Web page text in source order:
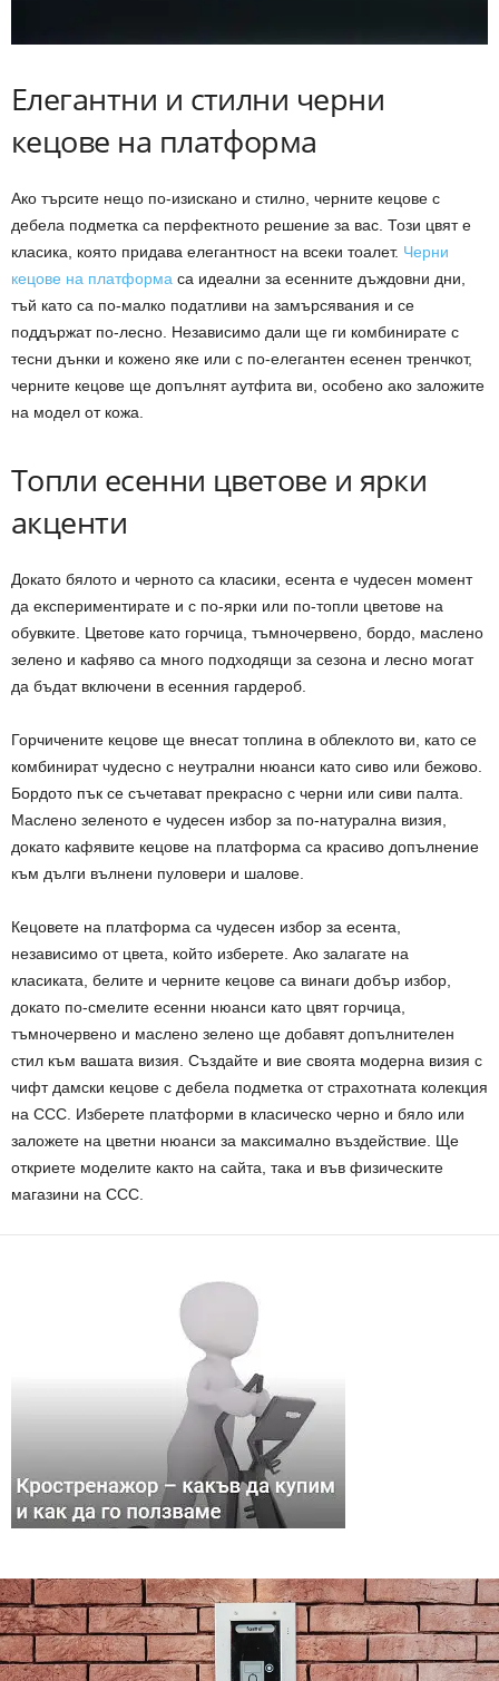
Елегантни и стилни черни
кецове на платформа
Ако търсите нещо по-изискано и стилно, черните кецове с
дебела подметка са перфектното решение за вас. Този цвят е
класика, която придава елегантност на всеки тоалет. Черни
кецове на платформа са идеални за есенните дъждовни дни,
тъй като са по-малко податливи на замърсявания и се
поддържат по-лесно. Независимо дали ще ги комбинирате с
тесни дънки и кожено яке или с по-елегантен есенен тренчкот,
черните кецове ще допълнят аутфита ви, особено ако заложите
на модел от кожа.
Топли есенни цветове и ярки
акценти
Докато бялото и черното са класики, есента е чудесен момент
да експериментирате и с по-ярки или по-топли цветове на
обувките. Цветове като горчица, тъмночервено, бордо, маслено
зелено и кафяво са много подходящи за сезона и лесно могат
да бъдат включени в есенния гардероб.
Горчичените кецове ще внесат топлина в облеклото ви, като се
комбинират чудесно с неутрални нюанси като сиво или бежово.
Бордото пък се съчетават прекрасно с черни или сиви палта.
Маслено зеленото е чудесен избор за по-натурална визия,
докато кафявите кецове на платформа са красиво допълнение
към дълги вълнени пуловери и шалове.
Кецовете на платформа са чудесен избор за есента,
независимо от цвета, който изберете. Ако залагате на
класиката, белите и черните кецове са винаги добър избор,
докато по-смелите есенни нюанси като цвят горчица,
тъмночервено и маслено зелено ще добавят допълнителен
стил към вашата визия. Създайте и вие своята модерна визия с
чифт дамски кецове с дебела подметка от страхотната колекция
на CCC. Изберете платформи в класическо черно и бяло или
заложете на цветни нюанси за максимално въздействие. Ще
откриете моделите както на сайта, така и във физическите
магазини на CCC.